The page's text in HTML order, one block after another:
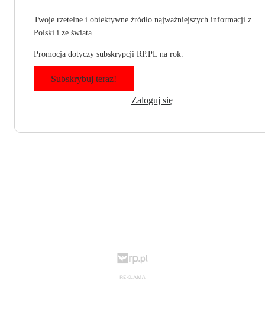
Twoje rzetelne i obiektywne źródło najważniejszych informacji z
Polski i ze świata.
Promocja dotyczy subskrypcji RP.PL na rok.
Subskrybuj teraz!
Zaloguj się